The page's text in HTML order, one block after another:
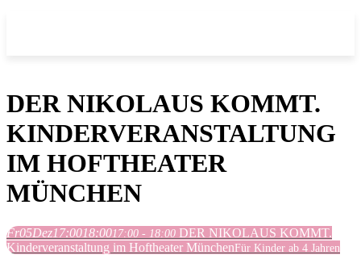
DER NIKOLAUS KOMMT.
KINDERVERANSTALTUNG
IM HOFTHEATER
MÜNCHEN
Fr05Dez17:0018:0017:00 - 18:00 DER NIKOLAUS KOMMT.
Kinderveranstaltung im Hoftheater MünchenFür Kinder ab 4 Jahren